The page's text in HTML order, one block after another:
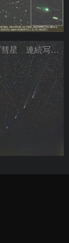
パンスターズ彗星 連続写真 再処理